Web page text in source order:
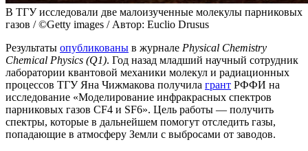
В ТГУ исследовали две малоизученные молекулы парниковых
газов / ©Getty images / Автор: Euclio Drusus
Результаты опубликованы в журнале Physical Chemistry
Chemical Physics (Q1). Год назад младший научный сотрудник
лаборатории квантовой механики молекул и радиационных
процессов ТГУ Яна Чижмакова получила грант РФФИ на
исследование «Моделирование инфракрасных спектров
парниковых газов CF4 и SF6». Цель работы — получить
спектры, которые в дальнейшем помогут отследить газы,
попадающие в атмосферу Земли с выбросами от заводов.